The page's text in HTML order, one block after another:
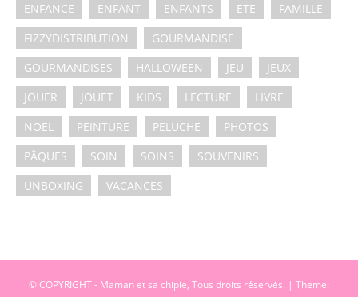
ENFANCE
ENFANT ENFANTS ETE
FAMILLE
FIZZYDISTRIBUTION
GOURMANDISE
GOURMANDISES
HALLOWEEN JEU
JEUX
JOUER
JOUET KIDS LECTURE
LIVRE
NOEL
PEINTURE PELUCHE
PHOTOS
PÂQUES
SOIN SOINS
SOUVENIRS
UNBOXING
VACANCES
© COPYRIGHT - Maman et sa chipie, Tous droits réservés. | Theme: